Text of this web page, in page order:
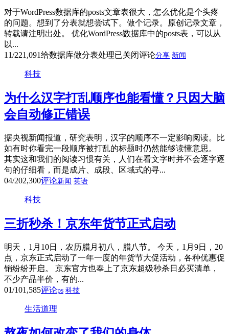
对于WordPress数据库的posts文章表很大，怎么优化是个头疼
的问题。想到了分表就想尝试下。做个记录。原创记录文章，
转载请注明出处。 优化WordPress数据库中的posts表，可以从
以...
11/221,091给数据库做分表处理已关闭评论分享 新闻
科技
为什么汉字打乱顺序也能看懂？只因大脑
会自动修正错误
据央视新闻报道，研究表明，汉字的顺序不一定影响阅读。比
如有时你看完一段顺序被打乱的标题时仍然能够读懂意思。
其实这和我们的阅读习惯有关，人们在看文字时并不会逐字逐
句的仔细看，而是成片、成段、区域式的寻...
04/202,300评论新闻 英语
科技
三折秒杀！京东年货节正式启动
明天，1月10日，农历腊月初八，腊八节。 今天，1月9日，20
点，京东正式启动了一年一度的年货节大促活动，各种优惠促
销纷纷开启。 京东官方也奉上了京东超级秒杀日必买清单，
不少产品半价，有的...
01/101,585评论ps 科技
生活道理